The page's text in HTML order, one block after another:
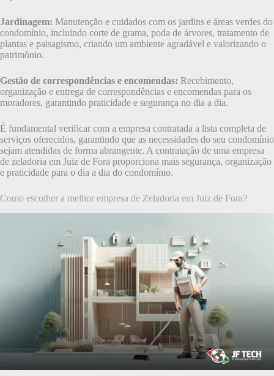
Jardinagem: Manutenção e cuidados com os jardins e áreas verdes do
condomínio, incluindo corte de grama, poda de árvores, tratamento de
plantas e paisagismo, criando um ambiente agradável e valorizando o
patrimônio.
Gestão de correspondências e encomendas: Recebimento,
organização e entrega de correspondências e encomendas para os
moradores, garantindo praticidade e segurança no dia a dia.
É fundamental verificar com a empresa contratada a lista completa de
serviços oferecidos, garantindo que as necessidades do seu condomínio
sejam atendidas de forma abrangente. A contratação de uma empresa
de zeladoria em Juiz de Fora proporciona mais segurança, organização
e praticidade para o dia a dia do condomínio.
Como escolher a melhor empresa de Zeladoria em Juiz de Fora?